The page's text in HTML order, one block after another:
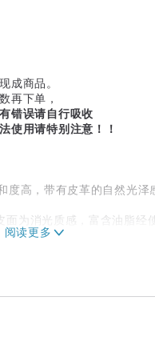
成商品。
再下单，
错误请自行吸收
使用请特别注意！！
高，带有皮革的自然光泽
为消光质感，富含油脂经